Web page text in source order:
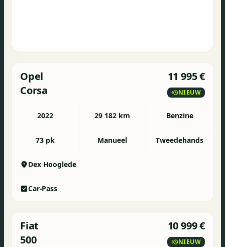
Opel
Corsa
11 995 €
NIEUW
2022 29 182 km Benzine
73 pk Manueel Tweedehands
Dex Hooglede
Car-Pass
Fiat
500
10 999 €
NIEUW